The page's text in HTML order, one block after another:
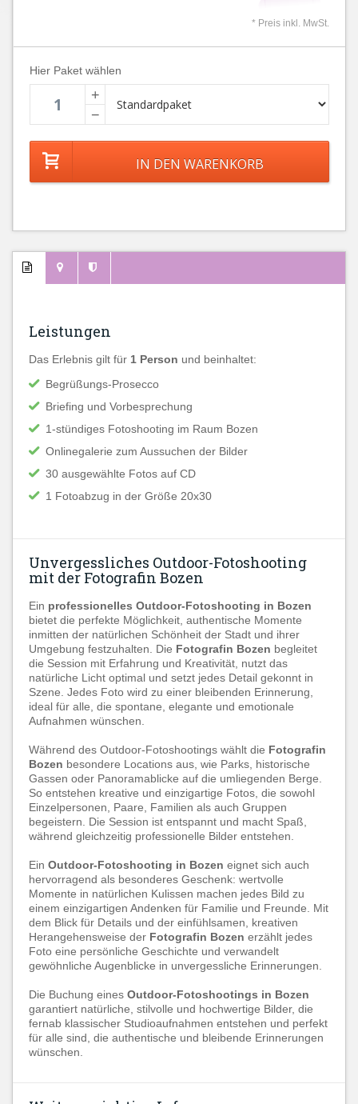
* Preis inkl. MwSt.
Hier Paket wählen
+
−
Leistungen
Das Erlebnis gilt für 1 Person und beinhaltet:
Begrüßungs-Prosecco
Briefing und Vorbesprechung
1-stündiges Fotoshooting im Raum Bozen
Onlinegalerie zum Aussuchen der Bilder
30 ausgewählte Fotos auf CD
1 Fotoabzug in der Größe 20x30
Unvergessliches Outdoor-Fotoshooting
mit der Fotografin Bozen
Ein professionelles Outdoor-Fotoshooting in Bozen
bietet die perfekte Möglichkeit, authentische Momente
inmitten der natürlichen Schönheit der Stadt und ihrer
Umgebung festzuhalten. Die Fotografin Bozen begleitet
die Session mit Erfahrung und Kreativität, nutzt das
natürliche Licht optimal und setzt jedes Detail gekonnt in
Szene. Jedes Foto wird zu einer bleibenden Erinnerung,
ideal für alle, die spontane, elegante und emotionale
Aufnahmen wünschen.
Während des Outdoor-Fotoshootings wählt die Fotografin
Bozen besondere Locations aus, wie Parks, historische
Gassen oder Panoramablicke auf die umliegenden Berge.
So entstehen kreative und einzigartige Fotos, die sowohl
Einzelpersonen, Paare, Familien als auch Gruppen
begeistern. Die Session ist entspannt und macht Spaß,
während gleichzeitig professionelle Bilder entstehen.
Ein Outdoor-Fotoshooting in Bozen eignet sich auch
hervorragend als besonderes Geschenk: wertvolle
Momente in natürlichen Kulissen machen jedes Bild zu
einem einzigartigen Andenken für Familie und Freunde. Mit
dem Blick für Details und der einfühlsamen, kreativen
Herangehensweise der Fotografin Bozen erzählt jedes
Foto eine persönliche Geschichte und verwandelt
gewöhnliche Augenblicke in unvergessliche Erinnerungen.
Die Buchung eines Outdoor-Fotoshootings in Bozen
garantiert natürliche, stilvolle und hochwertige Bilder, die
fernab klassischer Studioaufnahmen entstehen und perfekt
für alle sind, die authentische und bleibende Erinnerungen
wünschen.